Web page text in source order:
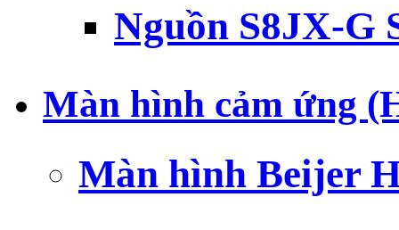
Nguồn S8JX-G
Màn hình cảm ứng
Màn hình Beijer